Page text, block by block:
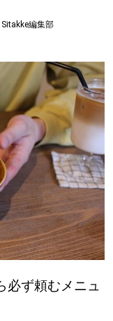
Sitakke編集部
必ず頼むメニュ